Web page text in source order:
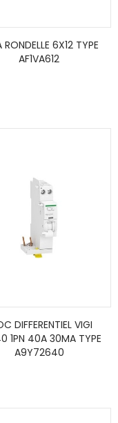
RONDELLE 6X12 TYPE
AF1VA612
DIFFERENTIEL VIGI
1PN 40A 30MA TYPE
A9Y72640